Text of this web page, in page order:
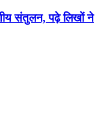
संतुलन, पढ़े लिखों ने